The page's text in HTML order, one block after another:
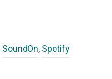
, SoundOn, Spotify